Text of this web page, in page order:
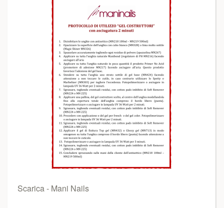
Scarica - Mani Nails